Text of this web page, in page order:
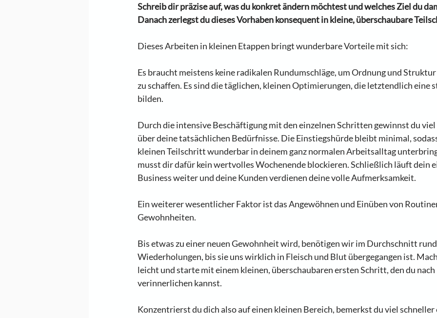
Schreib dir präzise auf, was du konkret ändern möchtest und welches Ziel du
Danach zerlegst du dieses Vorhaben konsequent in kleine, überschaubare
Dieses Arbeiten in kleinen Etappen bringt wunderbare Vorteile mit sich:
Es braucht meistens keine radikalen Rundumschläge, um Ordnung und
zu schaffen. Es sind die täglichen, kleinen Optimierungen, die letztendlich eine
bilden.
Durch die intensive Beschäftigung mit den einzelnen Schritten gewinnst du
über deine tatsächlichen Bedürfnisse. Die Einstiegshürde bleibt minimal,
kleinen Teilschritt wunderbar in deinem ganz normalen Arbeitsalltag
musst dir dafür kein wertvolles Wochenende blockieren. Schließlich läuft dein
Business weiter und deine Kunden verdienen deine volle Aufmerksamkeit.
Ein weiterer wesentlicher Faktor ist das Angewöhnen und Einüben von
Gewohnheiten.
Bis etwas zu einer neuen Gewohnheit wird, benötigen wir im Durchschnitt
Wiederholungen, bis sie uns wirklich in Fleisch und Blut übergegangen ist.
leicht und starte mit einem kleinen, überschaubaren ersten Schritt, den du
verinnerlichen kannst.
Konzentrierst du dich also auf einen kleinen Bereich, bemerkst du viel